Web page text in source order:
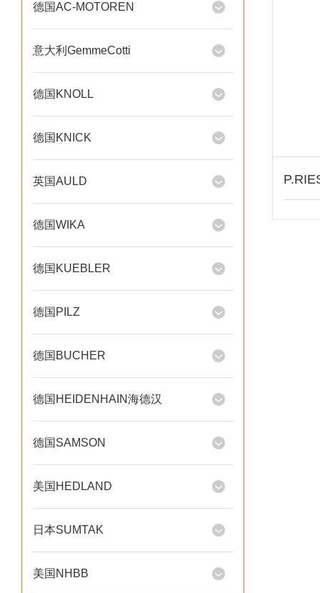
德国AC-MOTOREN
意大利GemmeCotti
德国KNOLL
德国KNICK
英国AULD
德国WIKA
德国KUEBLER
德国PILZ
德国BUCHER
德国HEIDENHAIN海德汉
德国SAMSON
美国HEDLAND
日本SUMTAK
美国NHBB